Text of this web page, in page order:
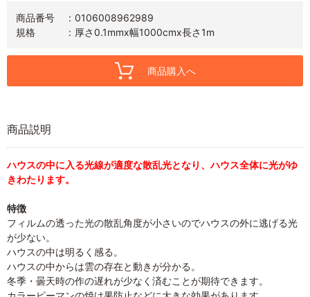
商品番号
0106008962989
規格
厚さ0.1mmx幅1000cmx長さ1m
商品購入へ
商品説明
ハウスの中に入る光線が適度な散乱光となり、ハウス全体に光がゆ
きわたります。
特徴
フィルムの透った光の散乱角度が小さいのでハウスの外に逃げる光
が少ない。
ハウスの中は明るく感る。
ハウスの中からは雲の存在と動きが分かる。
冬季・曇天時の作の遅れが少なく済むことが期待できます。